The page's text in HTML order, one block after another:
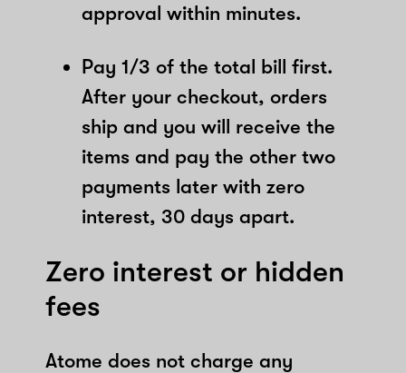
approval within minutes.
Pay 1/3 of the total bill first.
After your checkout, orders
ship and you will receive the
items and pay the other two
payments later with zero
interest, 30 days apart.
Zero interest or hidden
fees
Atome does not charge any